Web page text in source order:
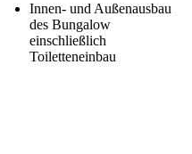
Innen- und Außenausbau
des Bungalow
einschließlich
Toiletteneinbau